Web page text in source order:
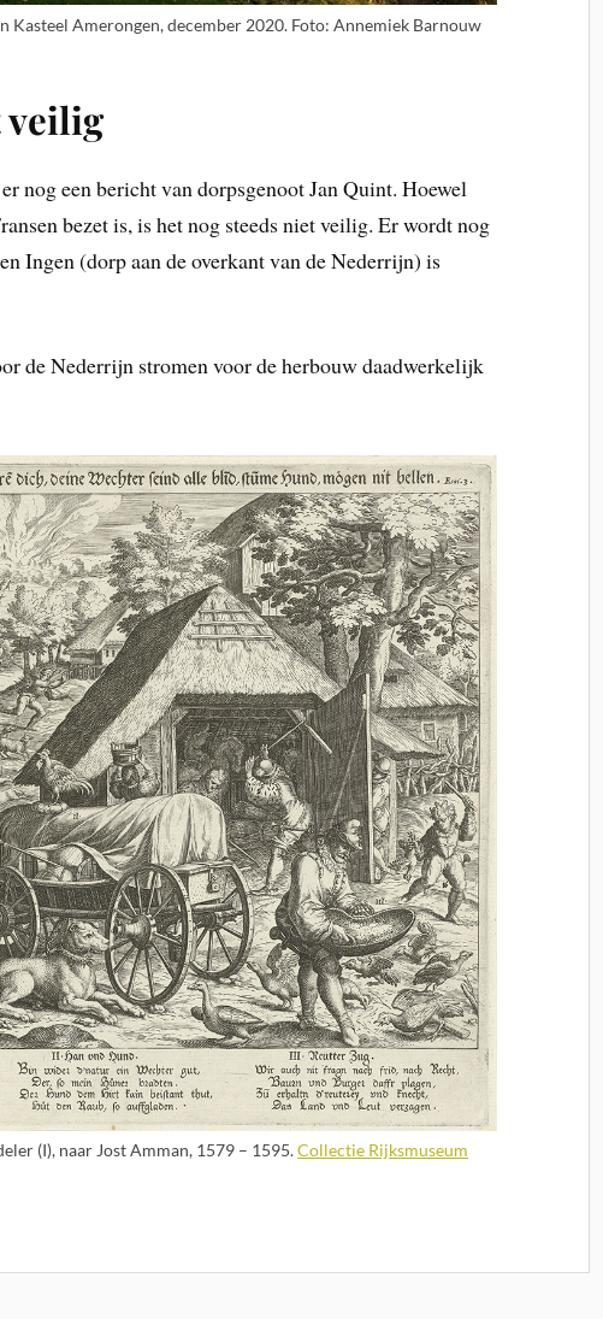
Kasteel Amerongen, december 2020. Foto: Annemiek Barnouw
veilig
nog een bericht van dorpsgenoot Jan Quint. Hoewel
bezet is, is het nog steeds niet veilig. Er wordt nog
Ingen (dorp aan de overkant van de Nederrijn) is
de Nederrijn stromen voor de herbouw daadwerkelijk
(I), naar Jost Amman, 1579 – 1595.Collectie Rijksmuseum